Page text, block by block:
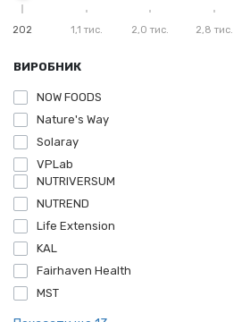
202 1,1 тис. 2,0 тис. 2,8 тис.
ВИРОБНИК
Fairhaven Health
MST
NUTREND
NUTRIVERSUM
NOW FOODS
Solaray
Life Extension
Nature's Way
KAL
VPLab